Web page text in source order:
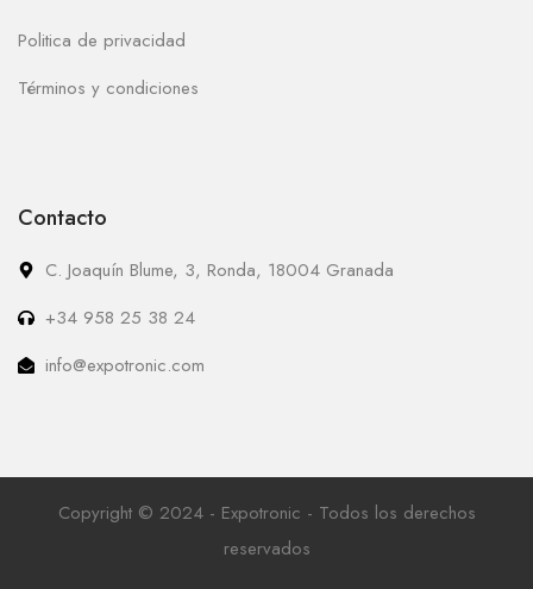
Politica de privacidad
Términos y condiciones
Contacto
C. Joaquín Blume, 3, Ronda, 18004 Granada
+34 958 25 38 24
info@expotronic.com
Copyright © 2024 - Expotronic - Todos los derechos
reservados